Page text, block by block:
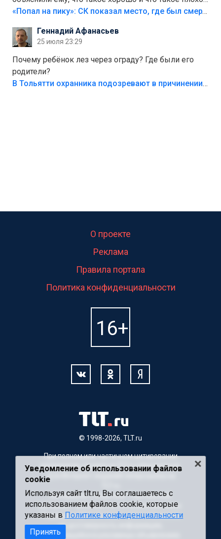
Лезть через такой забор,верх безумия,есть же
свою судьбу.
«Попал на пику»: СК показал место, где был смертельно травмирован ребенок в Тольятти
Геннадий Афанасьев
25 июля 23:29
Почему ребёнок лез через ограду? Где были его
родители?
В Тольятти охранника подозревают в причинении смерти ребенку
© 1998-2026, TLT.ru
О проекте
Реклама
Правила портала
Политика конфиденциальности
При полном или частичном цитировании
материалов, ссылка на TLT.ru обязательна.
Для Интернет-изданий гиперссылка на
Материалы с пометкой "Партнерский
материал" публикуются на правах рекламы.
Редакция сайта не несет ответственности
за достоверность информации,
содержащейся в рекламных объявлениях
Уведомление об использовании файлов
cookie
Используя сайт tlt.ru, Вы соглашаетесь с
использованием файлов cookie, которые
указаны в Политике конфиденциальности
Принять